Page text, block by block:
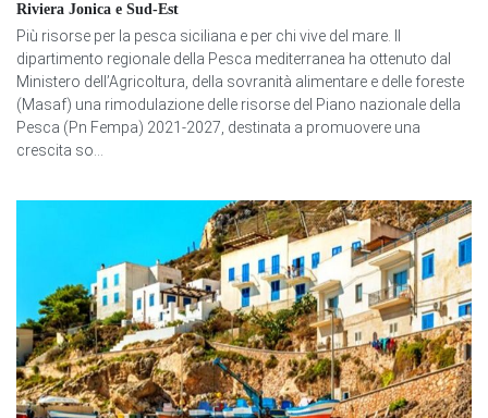
Riviera Jonica e Sud-Est
Più risorse per la pesca siciliana e per chi vive del mare. Il
dipartimento regionale della Pesca mediterranea ha ottenuto dal
Ministero dell’Agricoltura, della sovranità alimentare e delle foreste
(Masaf) una rimodulazione delle risorse del Piano nazionale della
Pesca (Pn Fempa) 2021-2027, destinata a promuovere una
crescita so...